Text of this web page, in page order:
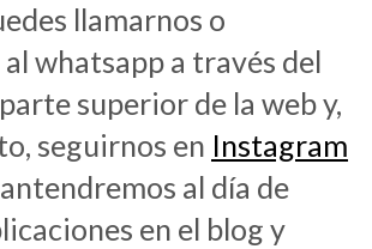
llamarnos o
whatsapp a través del
superior de la web y,
seguirnos en Instagram
al día de
en el blog y